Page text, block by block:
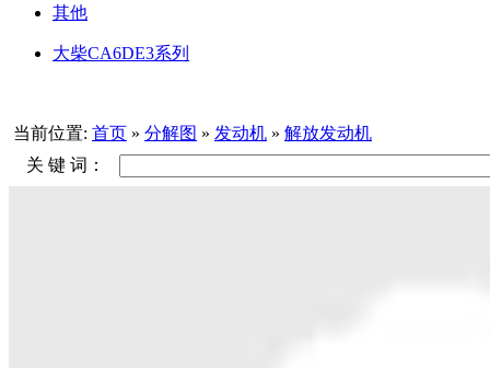
其他
大柴CA6DE3系列
当前位置: 首页 » 分解图 » 发动机 » 解放发动机
关 键 词：